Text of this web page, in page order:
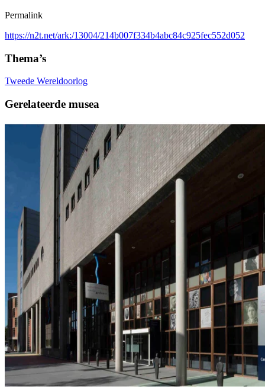
Permalink
https://n2t.net/ark:/13004/214b007f334b4abc84c925fec552d052
Thema’s
Tweede Wereldoorlog
Gerelateerde musea